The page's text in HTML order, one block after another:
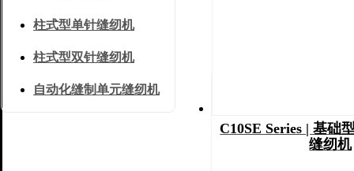
平台式双针缝纫机
C10SE Series | 基础
缝纫机
柱式型单针缝纫机
柱式型双针缝纫机
自动化缝制单元缝纫机